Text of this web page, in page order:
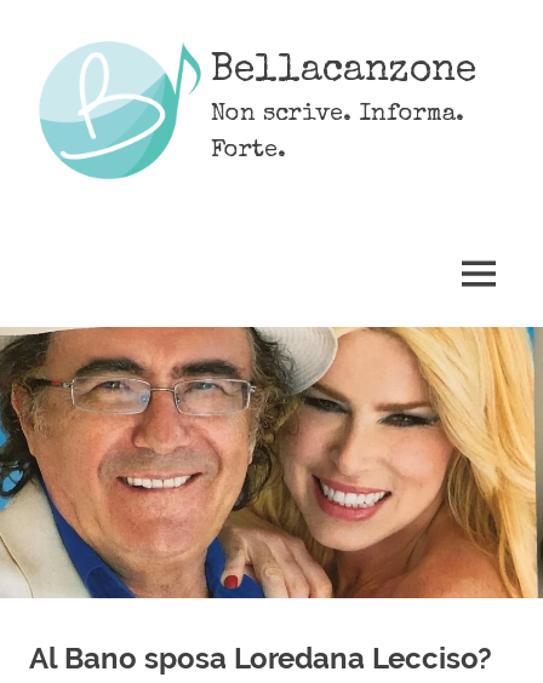
content
Bellacanzone
Non scrive. Informa.
Forte.
MENU
Al Bano sposa Loredana Lecciso?